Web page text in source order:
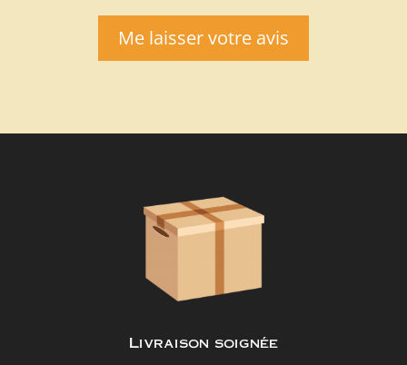
Me laisser votre avis
Livraison soignée